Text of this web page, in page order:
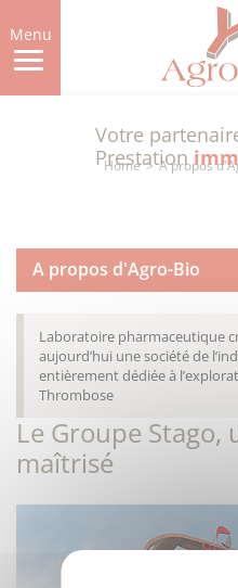
to
main
content
Menu
Votre
Prestation
Home A propos
A propos d'Agro-Bio
Laboratoire pharmaceutique
aujourd’hui une société de
entièrement dédiée à
Thrombose
Le Groupe
maîtrisé